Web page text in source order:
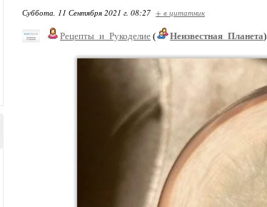
Суббота, 11 Сентября 2021 г. 08:27 + в цитатник
Рецепты_и_Рукоделие ( Неизвестная_Планета)